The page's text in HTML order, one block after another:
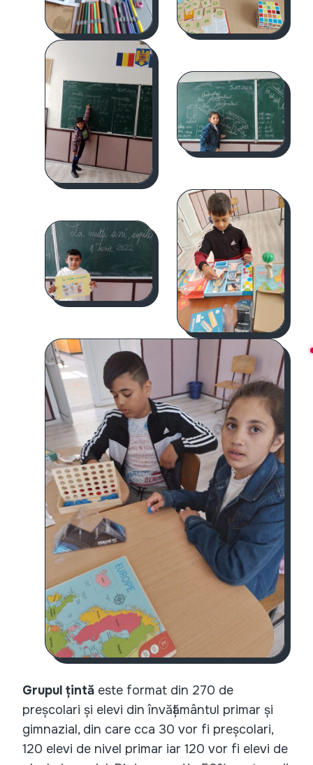
Grupul țintă este format din 270 de
preșcolari și elevi din învățământul primar și
gimnazial, din care cca 30 vor fi preșcolari,
120 elevi de nivel primar iar 120 vor fi elevi de